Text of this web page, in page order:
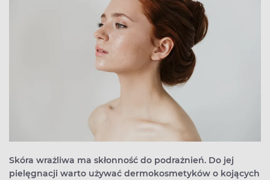
Skóra wrażliwa ma skłonność do podrażnień. Do jej
pielęgnacji warto używać dermokosmetyków o kojących